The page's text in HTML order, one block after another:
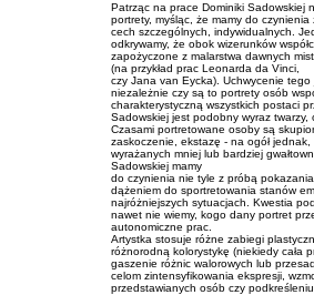
Patrząc na prace Dominiki Sadowskiej
portrety, myśląc, że mamy do
cech szczególnych, indywidualnych.
odkrywamy, że obok wizerunków
zapożyczone z malarstwa dawnych
(na przykład prac Leonarda da Vinci,
czy Jana van Eycka). Uchwycenie
niezależnie czy są to portrety osób
charakterystyczną wszystkich postaci
Sadowskiej jest podobny wyraz
Czasami portretowane osoby są
zaskoczenie, ekstazę - na ogół
wyrażanych mniej lub bardziej
Sadowskiej mamy
do czynienia nie tyle z próbą
dążeniem do sportretowania stanów
najróżniejszych sytuacjach. Kwestia
nawet nie wiemy, kogo dany portret
autonomiczne prac.
Artystka stosuje różne zabiegi
różnorodną kolorystykę (niekiedy cała
gaszenie różnic walorowych lub
celom zintensyfikowania ekspresji,
przedstawianych osób czy